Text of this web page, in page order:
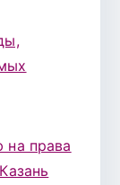
на права